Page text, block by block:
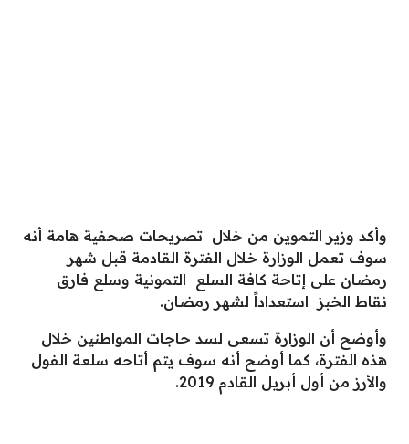
وأكد وزير التموين من خلال تصريحات صحفية هامة أنه
سوف تعمل الوزارة خلال الفترة القادمة قبل شهر
رمضان على إتاحة كافة السلع التمونية وسلع فارق
نقاط الخبز استعداداً لشهر رمضان.
وأوضح أن الوزارة تسعى لسد حاجات المواطنين خلال
هذه الفترة، كما أوضح أنه سوف يتم أتاحه سلعة الفول
والأرز من أول أبريل القادم 2019.